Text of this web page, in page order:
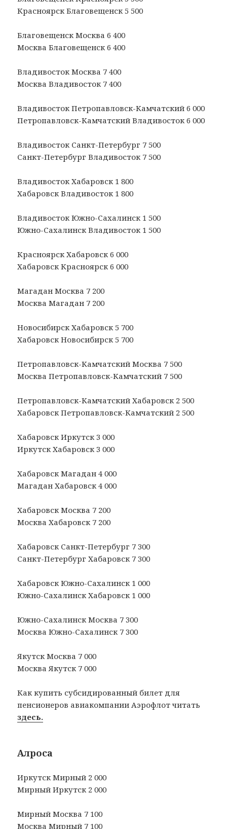
Красноярск Благовещенск 5 500
Благовещенск Москва 6 400
Москва Благовещенск 6 400
Владивосток Москва 7 400
Москва Владивосток 7 400
Владивосток Петропавловск-Камчатский 6 000
Петропавловск-Камчатский Владивосток 6 000
Владивосток Санкт-Петербург 7 500
Санкт-Петербург Владивосток 7 500
Владивосток Хабаровск 1 800
Хабаровск Владивосток 1 800
Владивосток Южно-Сахалинск 1 500
Южно-Сахалинск Владивосток 1 500
Красноярск Хабаровск 6 000
Хабаровск Красноярск 6 000
Магадан Москва 7 200
Москва Магадан 7 200
Новосибирск Хабаровск 5 700
Хабаровск Новосибирск 5 700
Петропавловск-Камчатский Москва 7 500
Москва Петропавловск-Камчатский 7 500
Петропавловск-Камчатский Хабаровск 2 500
Хабаровск Петропавловск-Камчатский 2 500
Хабаровск Иркутск 3 000
Иркутск Хабаровск 3 000
Хабаровск Магадан 4 000
Магадан Хабаровск 4 000
Хабаровск Москва 7 200
Москва Хабаровск 7 200
Хабаровск Санкт-Петербург 7 300
Санкт-Петербург Хабаровск 7 300
Хабаровск Южно-Сахалинск 1 000
Южно-Сахалинск Хабаровск 1 000
Южно-Сахалинск Москва 7 300
Москва Южно-Сахалинск 7 300
Якутск Москва 7 000
Москва Якутск 7 000
Как купить субсидированный билет для
пенсионеров авиакомпании Аэрофлот читать
здесь.
Алроса
Иркутск Мирный 2 000
Мирный Иркутск 2 000
Мирный Москва 7 100
Москва Мирный 7 100